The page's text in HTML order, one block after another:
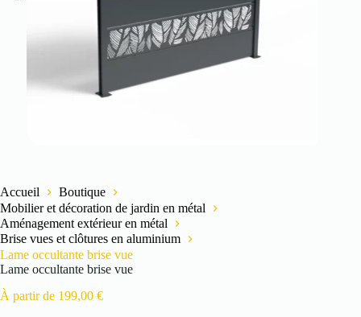
Accueil
Boutique
Mobilier et décoration de jardin en métal
Aménagement extérieur en métal
Brise vues et clôtures en aluminium
Lame occultante brise vue
Lame occultante brise vue
À partir de 199,00 €